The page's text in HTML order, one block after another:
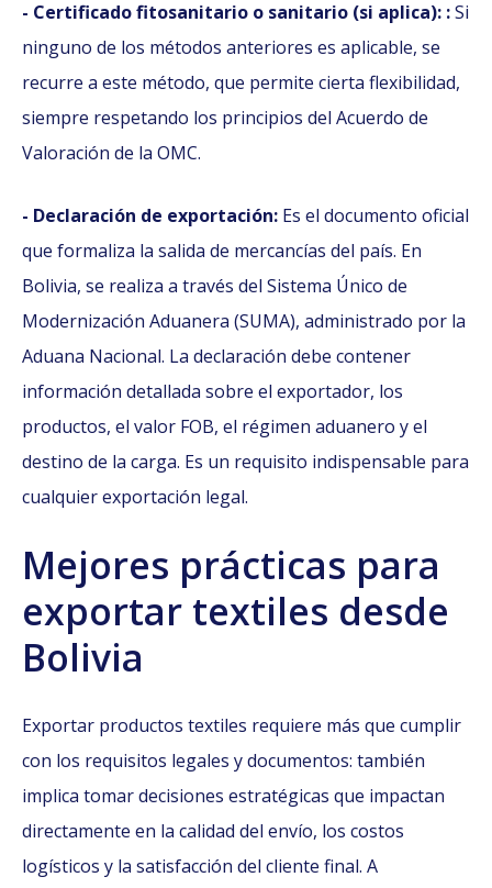
- Certificado fitosanitario o sanitario (si aplica): :Si
ninguno de los métodos anteriores es aplicable, se
recurre a este método, que permite cierta flexibilidad,
siempre respetando los principios del Acuerdo de
Valoración de la OMC.
- Declaración de exportación: Es el documento oficial
que formaliza la salida de mercancías del país. En
Bolivia, se realiza a través del Sistema Único de
Modernización Aduanera (SUMA), administrado por la
Aduana Nacional. La declaración debe contener
información detallada sobre el exportador, los
productos, el valor FOB, el régimen aduanero y el
destino de la carga. Es un requisito indispensable para
cualquier exportación legal.
Mejores prácticas para
exportar textiles desde
Bolivia
Exportar productos textiles requiere más que cumplir
con los requisitos legales y documentos: también
implica tomar decisiones estratégicas que impactan
directamente en la calidad del envío, los costos
logísticos y la satisfacción del cliente final. A